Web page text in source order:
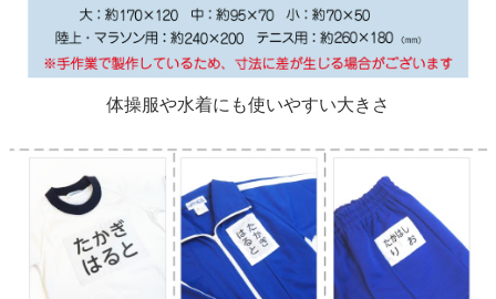
体操服や水着にも使いやすい大きさ